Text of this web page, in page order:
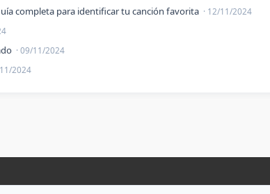
completa para identificar tu canción favorita · 12/11/2024
· 09/11/2024
2024